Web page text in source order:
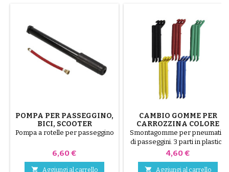
POMPA PER PASSEGGINO,
BICI, SCOOTER
Pompa a rotelle per passeggino
Prezzo
6,60 €
 Aggiungi al carrello
CAMBIO GOMME PER
CARROZZINA COLORE
CASUALE 1 CONFEZIONE
DA 3 PEZZI
Smontagomme per pneumatici
di passeggini. 3 parti in plastica
di alta qualità, colori casuali,
oppure 3 parti in acciaio ( grigio
Prezzo
4,60 €
 Aggiungi al carrello